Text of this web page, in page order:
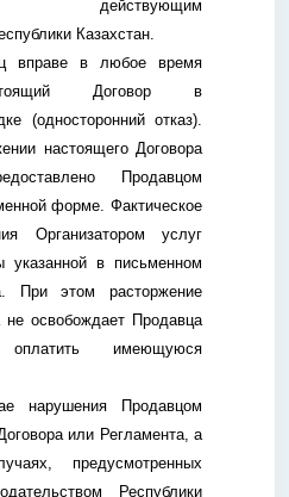
действующим
Казахстан.
вправе в любое время
Договор в
(односторонний отказ).
настоящего Договора
Продавцом
форме. Фактическое
Организатором услуг
указанной в письменном
При этом расторжение
не освобождает Продавца
имеющуюся
нарушения Продавцом
или Регламента, а
предусмотренных
Республики